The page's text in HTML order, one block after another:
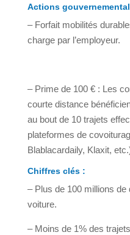
Actions
– Forfait mobilités
charge par l’employeur.
– Prime de 100 € : Les
courte distance
au bout de 10 trajets
plateformes de
Blablacardaily, Klaxit,
Chiffres clés :
– Plus de 100 millions
voiture.
– Moins de 1% des